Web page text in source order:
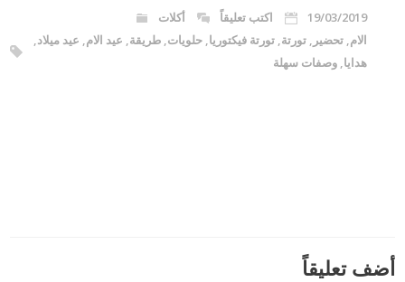
19/03/2019 اكتب تعليقاً
أكلات
الام,تحضير ,تورتة,تورتة فيكتوريا,حلويات,طريقة, عيد الام, عيد ميلاد,
هدايا,وصفات سهلة
أضف تعليقاً